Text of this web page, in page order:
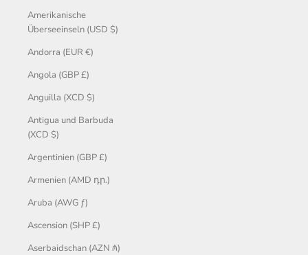
Amerikanische
Überseeinseln (USD $)
Andorra (EUR €)
Angola (GBP £)
Anguilla (XCD $)
Antigua und Barbuda
(XCD $)
Argentinien (GBP £)
Armenien (AMD դր.)
Aruba (AWG ƒ)
Ascension (SHP £)
Aserbaidschan (AZN ₼)